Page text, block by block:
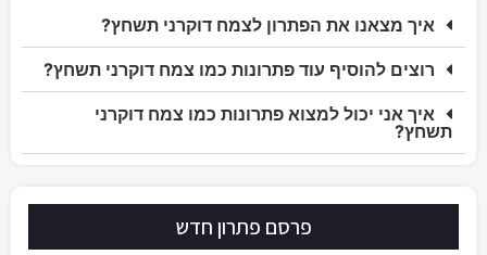
איך מצאנו את הפתרון לצמח דוקרני תשחץ?
רוצים להוסיף עוד פתרונות כמו צמח דוקרני תשחץ?
איך אני יכול למצוא פתרונות כמו צמח דוקרני
תשחץ?
פרסם פתרון חדש